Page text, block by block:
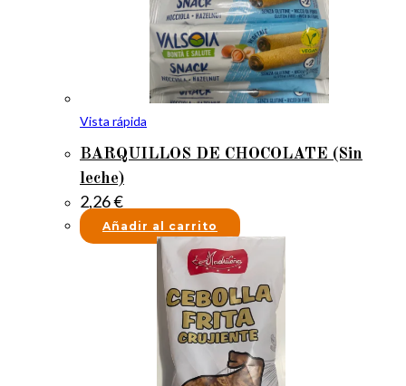
Vista rápida
BARQUILLOS DE CHOCOLATE (Sin
leche)
2,26€
Añadir al carrito